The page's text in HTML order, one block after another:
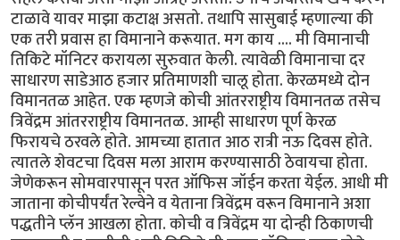
टाळावे यावर माझा कटाक्ष असतो. तथापि सासुबाई म्हणाल्या की
एक तरी प्रवास हा विमानाने करूयात. मग काय .... मी विमानाची
तिकिटे मॉनिटर करायला सुरुवात केली. त्यावेळी विमानाचा दर
साधारण साडेआठ हजार प्रतिमाणशी चालू होता. केरळमध्ये दोन
विमानतळ आहेत. एक म्हणजे कोची आंतरराष्ट्रीय विमानतळ तसेच
त्रिवेंद्रम आंतरराष्ट्रीय विमानतळ. आम्ही साधारण पूर्ण केरळ
फिरायचे ठरवले होते. आमच्या हातात आठ रात्री नऊ दिवस होते.
त्यातले शेवटचा दिवस मला आराम करण्यासाठी ठेवायचा होता.
जेणेकरून सोमवारपासून परत ऑफिस जॉईन करता येईल. आधी मी
जाताना कोचीपर्यंत रेल्वेने व येताना त्रिवेंद्रम वरून विमानाने अशा
पद्धतीने प्लॅन आखला होता. कोची व त्रिवेंद्रम या दोन्ही ठिकाणची